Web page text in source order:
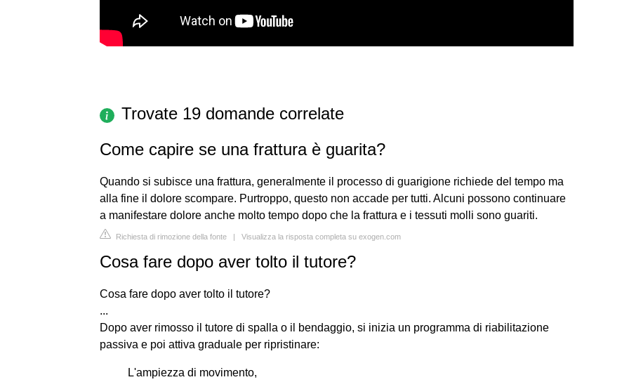
Trovate 19 domande correlate
Come capire se una frattura è guarita?
Quando si subisce una frattura, generalmente il processo di guarigione richiede del tempo ma
alla fine il dolore scompare. Purtroppo, questo non accade per tutti. Alcuni possono continuare
a manifestare dolore anche molto tempo dopo che la frattura e i tessuti molli sono guariti.
Richiesta di rimozione della fonte | Visualizza la risposta completa su exogen.com
Cosa fare dopo aver tolto il tutore?
Cosa fare dopo aver tolto il tutore?
...
Dopo aver rimosso il tutore di spalla o il bendaggio, si inizia un programma di riabilitazione
passiva e poi attiva graduale per ripristinare:
L'ampiezza di movimento,